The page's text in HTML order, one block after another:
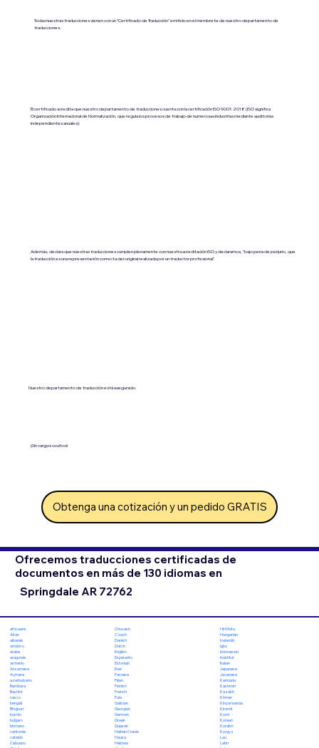
Todas nuestras traducciones vienen con un “Certificado de Traducción” emitido en el membrete de nuestro departamento de
traducciones.
El certificado acredita que nuestro departamento de traducciones cuenta con la certificación ISO 9001:2018 (ISO significa
Organización Internacional de Normalización, que regula los procesos de trabajo de numerosas industrias mediante auditorías
independientes anuales).
Además, declara que nuestras traducciones cumplen plenamente con nuestra acreditación ISO y declaramos, "bajo pena de perjurio, que
la traducción es una representación correcta del original realizada por un traductor profesional".
Nuestro departamento de traducción está asegurado.
¡Sin cargos ocultos!
Obtenga una cotización y un pedido GRATIS
Ofrecemos traducciones certificadas de
documentos en más de 130 idiomas en
Springdale AR 72762
africaans
Akan
albanés
amárico
árabe
aragonés
armenio
Assamese
Aymara
azerbaiyano
Bambara
Bashkir
vasco
bengalí
Bhojpuri
bosnio
búlgaro
birmano
cantonés
catalán
Cebuano
Chuvash
Czech
Danish
Dutch
English
Esperanto
Estonian
Ewe
Faroese
Fijian
Finnish
French
Fula
Galician
Georgian
German
Greek
Gujarati
Haitian Creole
Hausa
Hebrew
Hiri Motu
Hungarian
Icelandic
Igbo
Indonesian
Inuktitut
Italian
Japanese
Javanese
Kannada
Kashmiri
Kazakh
Khmer
Kinyarwanda
Kirundi
Komi
Korean
Kurdish
Kyrgyz
Lao
Latin